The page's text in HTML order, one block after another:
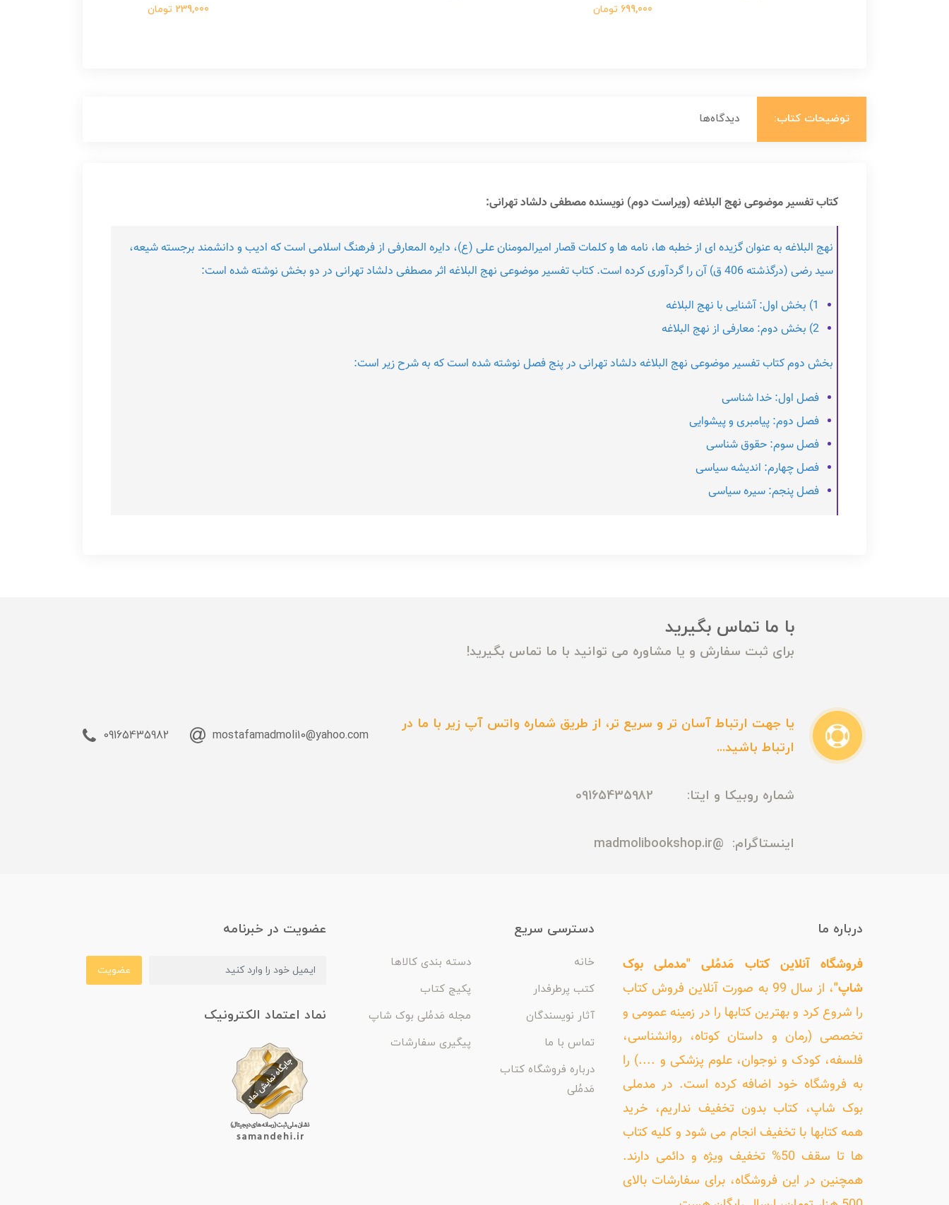
699,000 تومان 239,000 تومان
توضیحات کتاب: دیدگاه‌ها
کتاب تفسیر موضوعی نهج البلاغه (ویراست دوم) نویسنده مصطفی دلشاد تهرانی:
نهج البلاغه به عنوان گزیده ای از خطبه ها، نامه ها و کلمات قصار امیرالمومنان علی (ع)، دایره المعارفی از فرهنگ اسلامی است که ادیب و دانشمند برجسته شیعه،
سید رضی (درگذشته 406 ق) آن را گردآوری کرده است. کتاب تفسیر موضوعی نهج البلاغه اثر مصطفی دلشاد تهرانی در دو بخش نوشته شده است:
1) بخش اول: آشنایی با نهج البلاغه
2) بخش دوم: معارفی از نهج البلاغه
بخش دوم کتاب تفسیر موضوعی نهج البلاغه دلشاد تهرانی در پنج فصل نوشته شده است که به شرح زیر است:
فصل اول: خدا شناسی
فصل دوم: پیامبری و پیشوایی
فصل سوم: حقوق شناسی
فصل چهارم: اندیشه سیاسی
فصل پنجم: سیره سیاسی
با ما تماس بگیرید
برای ثبت سفارش و یا مشاوره می توانید با ما تماس بگیرید!
یا جهت ارتباط آسان تر و سریع تر، از طریق شماره واتس آپ زیر با ما در
ارتباط باشید...
شماره روبیکا و ایتا: 09165435982
اینستاگرام: @madmolibookshop.ir
mostafamadmoli10@yahoo.com
09165435982
درباره ما
فروشگاه آنلاین کتاب مَدمُلی "مدملی بوک
شاپ"
، از سال 99 به صورت آنلاین فروش کتاب
را شروع کرد و بهترین کتابها را در زمینه عمومی و
تخصصی (رمان و داستان کوتاه، روانشناسی،
فلسفه، کودک و نوجوان، علوم پزشکی و ....) را
به فروشگاه خود اضافه کرده است. در مدملی
بوک شاپ، کتاب بدون تخفیف نداریم، خرید
همه کتابها با تخفیف انجام می شود و کلیه کتاب
ها تا سقف 50% تخفیف ویژه و دائمی دارند.
همچنین در این فروشگاه، برای سفارشات بالای
دسترسی سریع
خانه
دسته بندی کالاها
کتب پرطرفدار
پکیج کتاب
آثار نویسندگان
مجله مَدمُلی بوک شاپ
تماس با ما
پیگیری سفارشات
درباره فروشگاه کتاب
مَدمُلی
عضویت در خبرنامه
عضویت
نماد اعتماد الکترونیک